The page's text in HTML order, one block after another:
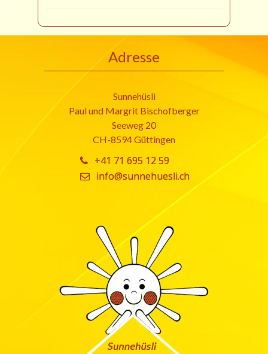
Adresse
Sunnehüsli
Paul und Margrit Bischofberger
Seeweg 20
CH-8594 Güttingen
+41 71 695 12 59
info@sunnehuesli.ch